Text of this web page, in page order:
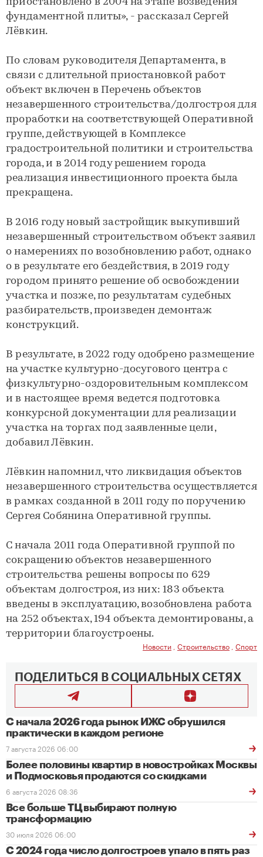
фундаментной плиты», - рассказал Сергей
Лёвкин.
По словам руководителя Департамента, в
связи с длительной приостановкой работ
объект включен в Перечень объектов
незавершенного строительства/долгостроя для
проработки на соответствующей Оперативной
группе, действующей в Комплексе
градостроительной политики и строительства
города, и в 2014 году решением города
реализация инвестиционного проекта была
прекращена.
В 2016 году новый застройщик выкупивший
незавершенный строительством объект заявил
о намерениях по возобновлению работ, однако
о в результате его бездействия, в 2019 году
городом принято решение об освобождении
участка и позже, по результатам судебных
разбирательств, произведен демонтаж
конструкций.
В результате, в 2022 году одобрено размещение
на участке культурно-досугового центра с
физкультурно-оздоровительным комплексом
и в настоящее время ведется подготовка
конкурсной документации для реализации
участка на торгах под заявленные цели,
добавил Лёвкин.
Лёвкин напомнил, что ликвидация объектов
незавершенного строительства осуществляется
в рамках созданной в 2011 году по поручению
Сергея Собянина Оперативной группы.
С начала 2011 года Оперативной группой по
сокращению объектов незавершенного
строительства решены вопросы по 629
объектам долгостроя, из них: 183 объекта
введены в эксплуатацию, возобновлена работа
на 252 объектах, 194 объекта демонтированы, а
территории благоустроены.
Новости Строительство Спорт
ПОДЕЛИТЬСЯ В СОЦИАЛЬНЫХ СЕТЯХ
С начала 2026 года рынок ИЖС обрушился
практически в каждом регионе
7 августа 2026 06:00
Более половины квартир в новостройках Москвы
и Подмосковья продаются со скидками
6 августа 2026 08:36
Все больше ТЦ выбирают полную
трансформацию
30 июля 2026 06:00
С 2024 года число долгостроев упало в пять раз